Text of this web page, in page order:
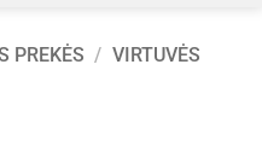
PREKĖS / VIRTUVĖS